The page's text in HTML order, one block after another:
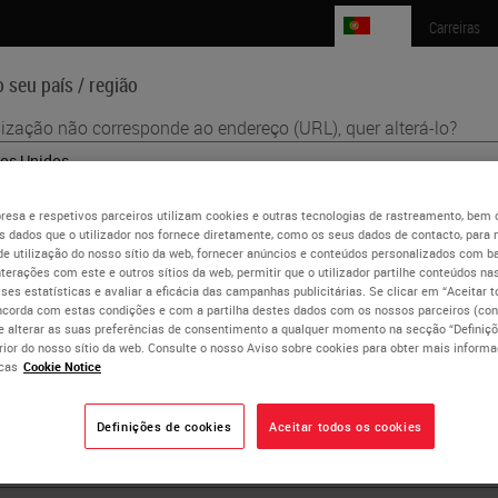
seu país / região
não corresponde ao endereço (URL), quer alterá-lo?
/ região pode ter seu próprio conjunto de requisitos regulamentares e
médicas. As informações encontradas na versão de cada país de nosso
são específicas e aplicáveis ​​apenas a esse país / região. Isso inclui (mas
a) todos os detalhes / disponibilidade, documentação, preços e
do produto.
SIM ou Não
Carreiras
Ciências da Vida Formação Assistência
Clarke
Trainee and Clinical Fellow at the Institute of Cancer
e respetivos parceiros utilizam cookies e outras tecnologias de rastreamento, bem
dados que o utilizador nos fornece diretamente, como os seus dados de contacto, para
utilização do nosso sítio da web, fornecer anúncios e conteúdos personalizados com
com este e outros sítios da web, permitir que o utilizador partilhe conteúdos
estatísticas e avaliar a eficácia das campanhas publicitárias. Se clicar em “Aceitar
com estas condições e com a partilha destes dados com os nossos parceiros
alterar as suas preferências de consentimento a qualquer momento na secção
do nosso sítio da web. Consulte o nosso Aviso sobre cookies para obter mais
Cookie Notice
Definições de cookies Aceitar todos os cookies